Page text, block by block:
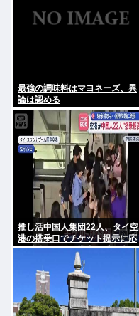
最強の調味料はマヨネーズ、異
論は認める
推し活中国人集団22人、タイ空
港の搭乗口でチケット提示に応
じず俳優と同じ機内に乗り込も
うとし大混乱 まとめて搭乗拒否